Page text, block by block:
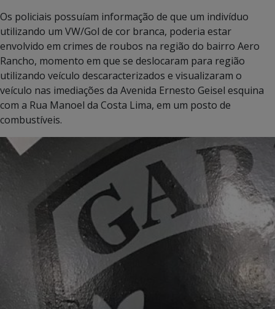
Os policiais possuíam informação de que um indivíduo
utilizando um VW/Gol de cor branca, poderia estar
envolvido em crimes de roubos na região do bairro Aero
Rancho, momento em que se deslocaram para região
utilizando veículo descaracterizados e visualizaram o
veículo nas imediações da Avenida Ernesto Geisel esquina
com a Rua Manoel da Costa Lima, em um posto de
combustíveis.